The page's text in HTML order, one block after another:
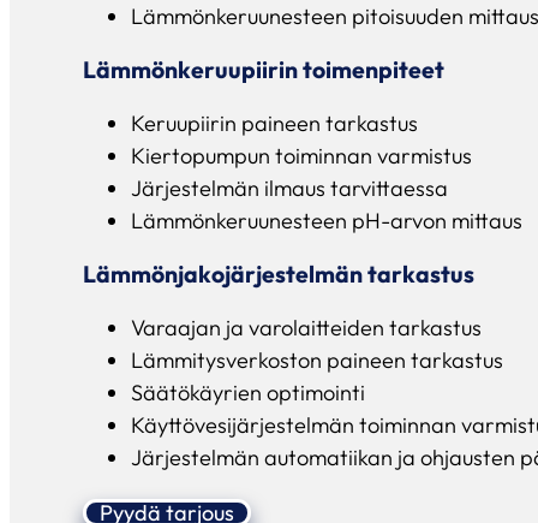
Lämmönkeruunesteen pitoisuuden
Lämmönkeruupiirin toimenpiteet
Keruupiirin paineen tarkastus
Kiertopumpun toiminnan varmistus
Järjestelmän ilmaus tarvittaessa
Lämmönkeruunesteen pH-arvon mittaus
Lämmönjakojärjestelmän tarkastus
Varaajan ja varolaitteiden tarkastus
Lämmitysverkoston paineen tarkastus
Säätökäyrien optimointi
Käyttövesijärjestelmän toiminnan
Järjestelmän automatiikan ja ohjausten
Pyydä tarjous